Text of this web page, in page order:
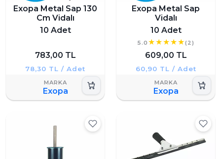
Exopa Metal Sap 130
Cm Vidalı
10 Adet
783,00 TL
78,30 TL / Adet
Exopa
Exopa Metal Sap
Vidalı
10 Adet
5.0 (2)
609,00 TL
60,90 TL / Adet
Exopa